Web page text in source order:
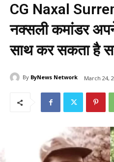
CG Naxal
नक्सली कमांडर
साथ कर सकता है
By ByNews Network March 24,